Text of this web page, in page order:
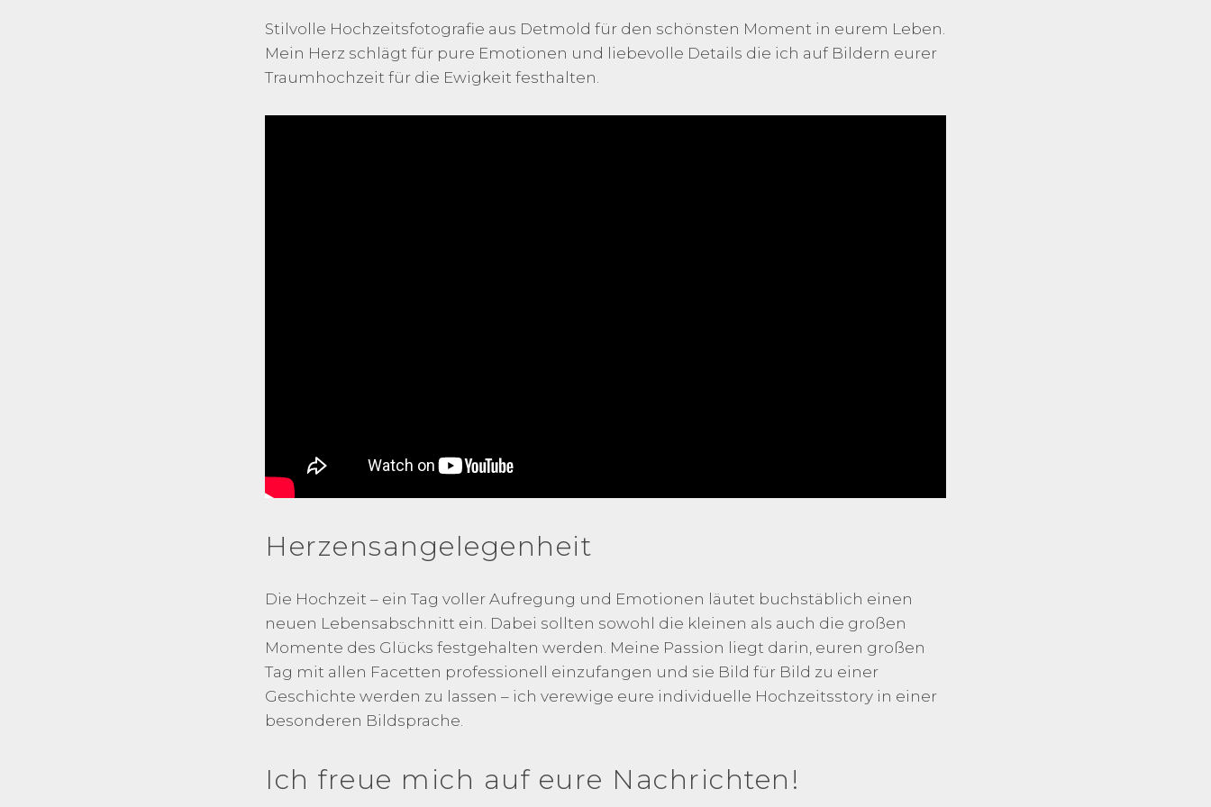
Stilvolle Hochzeitsfotografie aus Detmold für den schönsten Moment in eurem Leben.
Mein Herz schlägt für pure Emotionen und liebevolle Details die ich auf Bildern eurer
Traumhochzeit für die Ewigkeit festhalten.
Herzensangelegenheit
Die Hochzeit – ein Tag voller Aufregung und Emotionen läutet buchstäblich einen
neuen Lebensabschnitt ein. Dabei sollten sowohl die kleinen als auch die großen
Momente des Glücks festgehalten werden. Meine Passion liegt darin, euren großen
Tag mit allen Facetten professionell einzufangen und sie Bild für Bild zu einer
Geschichte werden zu lassen – ich verewige eure individuelle Hochzeitsstory in einer
besonderen Bildsprache.
Ich freue mich auf eure Nachrichten!